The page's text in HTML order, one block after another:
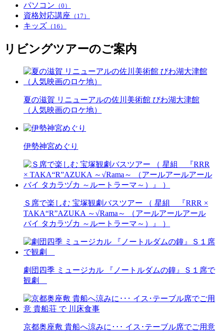
パソコン （0）
資格対応講座 （17）
キッズ （16）
リビングツアーのご案内
夏の滋賀 リニューアルの佐川美術館 びわ湖大津館
（人気映画のロケ地）
伊勢神宮めぐり
Ｓ席で楽しむ 宝塚観劇バスツアー （ 星組 『RRR ×
TAKA“R”AZUKA ～√Rama～ （アールアールアール
バイ タカラヅカ ～ルートラーマ～）』 ）
劇団四季 ミュージカル 『ノートルダムの鐘』Ｓ１席で
観劇
京都奥座敷 貴船へ涼みに･･･ イス･テーブル席でご用意